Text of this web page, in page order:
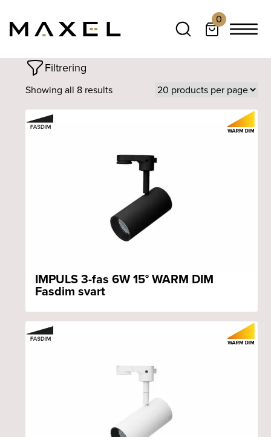
0
Filtrering
Showing all 8 results
IMPULS 3-fas 6W 15° WARM DIM
Fasdim svart